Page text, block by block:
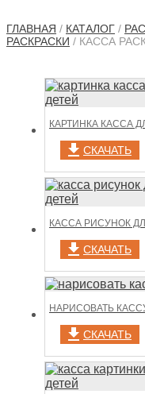
ГЛАВНАЯ / КАТАЛОГ /
РАСКРАСКИ / КАССА
СКАЧАТЬ
СКАЧАТЬ
НАРИСОВАТЬ
СКАЧАТЬ